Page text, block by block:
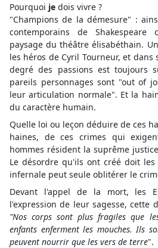
Pourquoi je dois vivre ?
"Champions de la démesure" :
contemporains de
paysage du théâtre élisabéthain.
les héros de Cyril Tourneur, et dans
degré des passions est toujours
pareils personnages sont "out of
leur articulation normale". Et la
du caractère humain.
Quelle loi ou leçon déduire de ces
haines, de ces crimes qui
hommes résident la suprême
Le désordre qu'ils ont créé doit les
infernale peut seule oblitérer le
Devant l'appel de la mort, les
l'expression de leur sagesse, cette
"Nos corps sont plus fragiles que
enfants enferment les mouches. Ils
peuvent nourrir que les vers de terre".